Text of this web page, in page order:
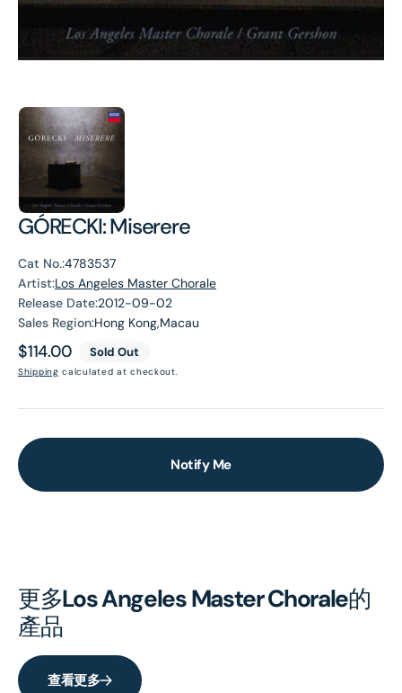
GÓRECKI: Miserere
Cat No.:4783537
Artist:Los Angeles Master Chorale
Release Date:2012-09-02
Sales Region:Hong Kong,Macau
Regular
price
$114.00 Sold Out
Shipping calculated at checkout.
Notify Me
更多Los Angeles Master Chorale的
產品
查看更多